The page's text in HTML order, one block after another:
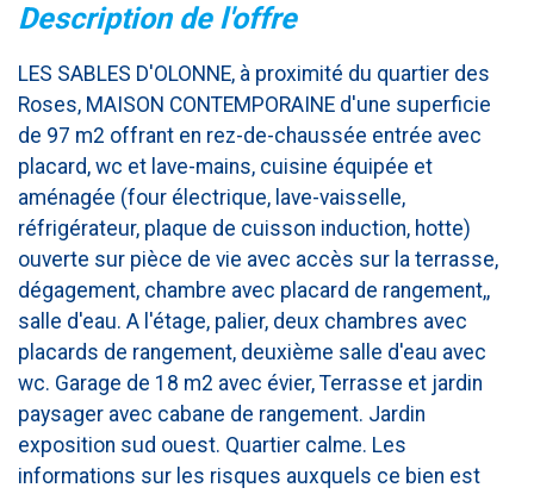
description de l'offre
LES SABLES D'OLONNE, à proximité du quartier des
Roses, MAISON CONTEMPORAINE d'une superficie
de 97 m2 offrant en rez-de-chaussée entrée avec
placard, wc et lave-mains, cuisine équipée et
aménagée (four électrique, lave-vaisselle,
réfrigérateur, plaque de cuisson induction, hotte)
ouverte sur pièce de vie avec accès sur la terrasse,
dégagement, chambre avec placard de rangement,,
salle d'eau. A l'étage, palier, deux chambres avec
placards de rangement, deuxième salle d'eau avec
wc. Garage de 18 m2 avec évier, Terrasse et jardin
paysager avec cabane de rangement. Jardin
exposition sud ouest. Quartier calme. Les
informations sur les risques auxquels ce bien est